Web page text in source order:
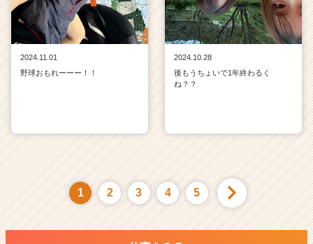
2024.11.01
野球おもれーーー！！
2024.10.28
後もうちょいで1年終わるく
ね？？
1 2 3 4 5